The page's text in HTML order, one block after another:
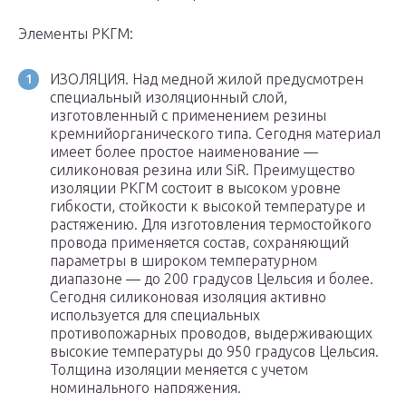
Элементы РКГМ:
ИЗОЛЯЦИЯ. Над медной жилой предусмотрен
специальный изоляционный слой,
изготовленный с применением резины
кремнийорганического типа. Сегодня материал
имеет более простое наименование —
силиконовая резина или SiR. Преимущество
изоляции РКГМ состоит в высоком уровне
гибкости, стойкости к высокой температуре и
растяжению. Для изготовления термостойкого
провода применяется состав, сохраняющий
параметры в широком температурном
диапазоне — до 200 градусов Цельсия и более.
Сегодня силиконовая изоляция активно
используется для специальных
противопожарных проводов, выдерживающих
высокие температуры до 950 градусов Цельсия.
Толщина изоляции меняется с учетом
номинального напряжения.